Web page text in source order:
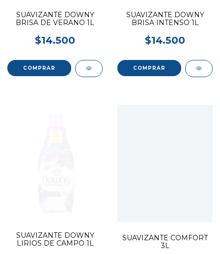
SUAVIZANTE DOWNY
BRISA DE VERANO 1L
$14.500
SUAVIZANTE DOWNY
BRISA INTENSO 1L
$14.500
SUAVIZANTE DOWNY
LIRIOS DE CAMPO 1L
SUAVIZANTE COMFORT
3L